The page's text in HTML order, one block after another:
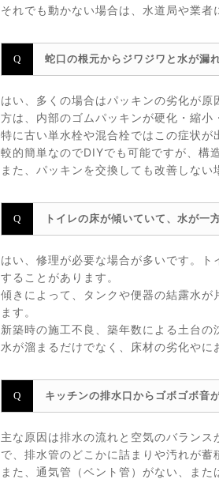
それでも動かない場合は、水道局や業者
蛇口の根元からジワジワと水が漏
はい、多くの場合はパッキンの劣化が
方は、内部のゴムパッキンが硬化・縮小
特に古い単水栓や混合栓ではこの症状
較的簡単なのでDIYでも可能ですが、構
また、パッキンを交換しても改善しな
トイレの床が傾いていて、水が一
はい、修理が必要な場合が多いです。
することがあります。
傾きによって、タンクや便器の結露水
ます。
新築時の施工不良、築年数による土台の
水が溜まるだけでなく、床材の劣化やに
キッチンの排水口からゴボゴボ音
主な原因は排水の流れと空気のバラン
で、排水管のどこかに詰まりや汚れが蓄
また、通気管（ベント管）がない、ま